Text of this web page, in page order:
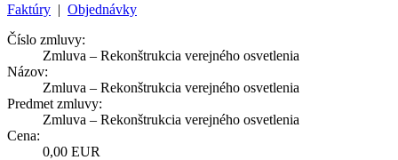
Faktúry | Objednávky
Číslo zmluvy:
Zmluva – Rekonštrukcia verejného osvetlenia
Názov:
Zmluva – Rekonštrukcia verejného osvetlenia
Predmet zmluvy:
Zmluva – Rekonštrukcia verejného osvetlenia
Cena:
0,00 EUR